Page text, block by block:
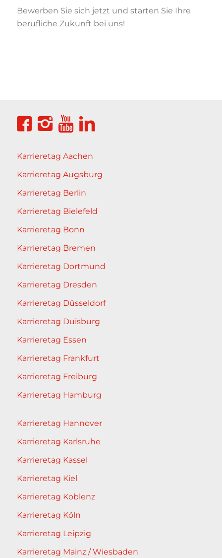
Bewerben Sie sich jetzt und starten Sie Ihre
berufliche Zukunft bei uns!
Karrieretag Aachen
Karrieretag Augsburg
Karrieretag Berlin
Karrieretag Bielefeld
Karrieretag Bonn
Karrieretag Bremen
Karrieretag Dortmund
Karrieretag Dresden
Karrieretag Düsseldorf
Karrieretag Duisburg
Karrieretag Essen
Karrieretag Frankfurt
Karrieretag Freiburg
Karrieretag Hamburg
Karrieretag Hannover
Karrieretag Karlsruhe
Karrieretag Kassel
Karrieretag Kiel
Karrieretag Koblenz
Karrieretag Köln
Karrieretag Leipzig
Karrieretag Mainz / Wiesbaden